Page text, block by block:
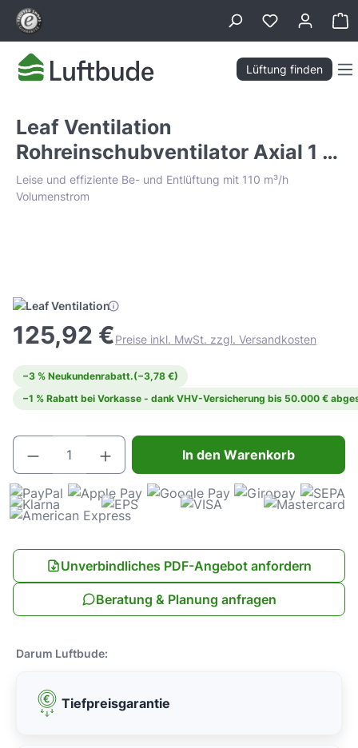
springen
Lüftung finden
Leaf Ventilation
Rohreinschubventilator Axial 1 Ø
100mm
Leise und effiziente Be- und Entlüftung mit 110 m³/h
Volumenstrom
Tiefpreis Garantie
125,92 €Preise inkl. MwSt. zzgl. Versandkosten
−3 % Neukundenrabatt.(−3,78 €)
−1 % Rabatt bei Vorkasse - dank VHV-Versicherung bis 50.000 €
Produkt Anzahl: Gib den gewünschten
In den Warenkorb
Unverbindliches PDF-Angebot anfordern
Beratung & Planung anfragen
Darum Luftbude:
Tiefpreisgarantie